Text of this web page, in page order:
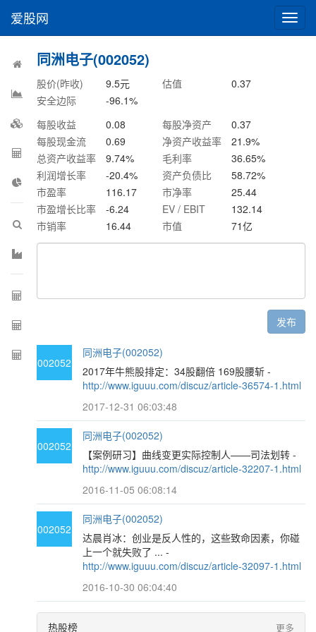
切
换
爱股网
同洲电子(002052)
股价(昨收) 9.5元 估值
0.37
安全边际
-96.1%
每股收益
0.08 每股净资产
0.37
每股现金流
0.69 净资产收益率 21.9%
总资产收益率
9.74% 毛利率 36.65%
利润增长率
-20.4% 资产负债比 58.72%
市盈率
116.17 市净率
25.44
市盈增长比率
-6.24 EV / EBIT
132.14
市销率
16.44 市值 71亿
发布
002052
同洲电子(002052)
2017年牛熊股排定：34股翻倍 169股腰斩 -
http://www.iguuu.com/discuz/article-36574-1.html
2017-12-31 06:03:48
002052
同洲电子(002052)
【案例研习】曲线变更实际控制人——司法划转 -
http://www.iguuu.com/discuz/article-32207-1.html
2016-11-05 06:08:14
002052
同洲电子(002052)
达晨肖冰：创业是反人性的，这些致命因素，你碰
上一个就失败了 ... -
http://www.iguuu.com/discuz/article-32097-1.html
2016-10-30 06:04:40
热股榜 更多